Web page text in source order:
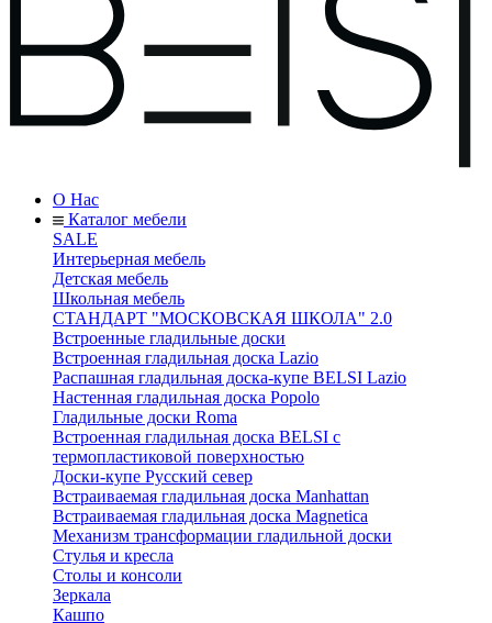
О Нас
Каталог мебели
SALE
Интерьерная мебель
Детская мебель
Школьная мебель
СТАНДАРТ "МОСКОВСКАЯ ШКОЛА" 2.0
Встроенные гладильные доски
Встроенная гладильная доска Lazio
Распашная гладильная доска-купе BELSI Lazio
Настенная гладильная доска Popolo
Гладильные доски Roma
Встроенная гладильная доска BELSI с
термопластиковой поверхностью
Доски-купе Русский север
Встраиваемая гладильная доска Manhattan
Встраиваемая гладильная доска Magnetica
Механизм трансформации гладильной доски
Стyлья и кресла
Столы и консоли
Зеркала
Кашпо